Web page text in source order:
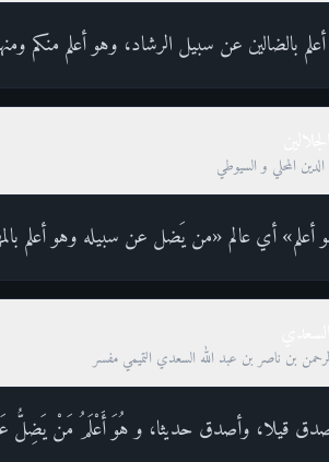
بالضالين عن سبيل الرشاد، وهو أعلم منكم
المحلي و السيوطي
أي عالم «من يَضل عن سبيله وهو أعلم
بن ناصر بن عبد الله السعدي التميمي مفسر
أصدق قيلا، وأصدق حديثا، و هُوَ أَعْلَمُ مَنْ يَضِلُّ